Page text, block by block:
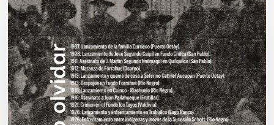
Palimpsesto
explora
a
través
del
arte